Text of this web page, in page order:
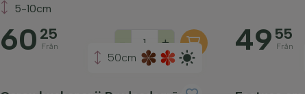
5-10cm
60 25
Från - + 49 55
Från
50cm